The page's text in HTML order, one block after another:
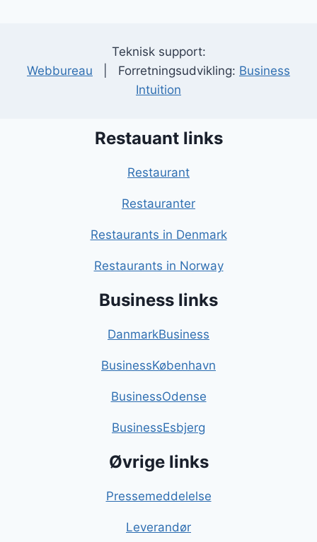
Teknisk support:
Webbureau | Forretningsudvikling: Business
Intuition
Restauant links
Restaurant
Restauranter
Restaurants in Denmark
Restaurants in Norway
Business links
DanmarkBusiness
BusinessKøbenhavn
BusinessOdense
BusinessEsbjerg
Øvrige links
Pressemeddelelse
Leverandør